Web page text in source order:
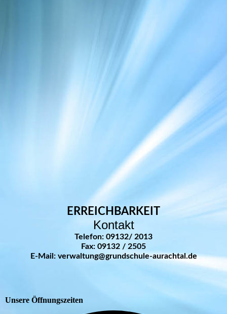
ERREICHBARKEIT
Kontakt
Telefon: 09132/ 2013
Fax: 09132 / 2505
E-Mail: verwaltung@grundschule-aurachtal.de
Unsere Öffnungszeiten